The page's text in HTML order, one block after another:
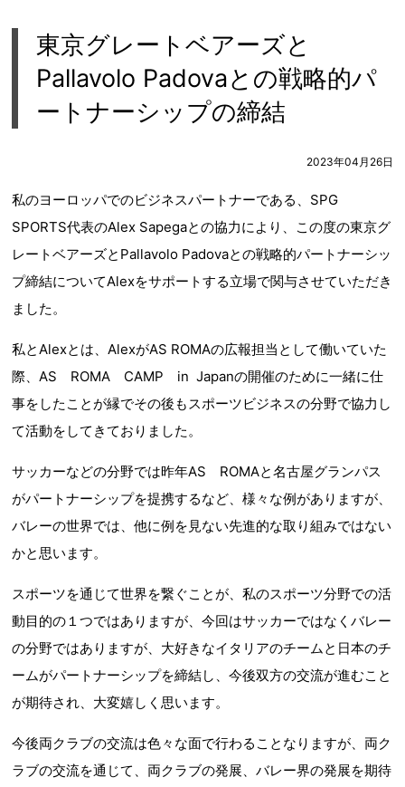
東京グレートベアーズと
Pallavolo Padovaとの戦略的パ
ートナーシップの締結
2023年04月26日
私のヨーロッパでのビジネスパートナーである、SPG
SPORTS代表のAlex Sapegaとの協力により、この度の東京グ
レートベアーズとPallavolo Padovaとの戦略的パートナーシッ
プ締結についてAlexをサポートする立場で関与させていただき
ました。
私とAlexとは、AlexがAS ROMAの広報担当として働いていた
際、AS ROMA CAMP in Japanの開催のために一緒に仕
事をしたことが縁でその後もスポーツビジネスの分野で協力し
て活動をしてきておりました。
サッカーなどの分野では昨年AS ROMAと名古屋グランパス
がパートナーシップを提携するなど、様々な例がありますが、
バレーの世界では、他に例を見ない先進的な取り組みではない
かと思います。
スポーツを通じて世界を繋ぐことが、私のスポーツ分野での活
動目的の１つではありますが、今回はサッカーではなくバレー
の分野ではありますが、大好きなイタリアのチームと日本のチ
ームがパートナーシップを締結し、今後双方の交流が進むこと
が期待され、大変嬉しく思います。
今後両クラブの交流は色々な面で行わることなりますが、両ク
ラブの交流を通じて、両クラブの発展、バレー界の発展を期待